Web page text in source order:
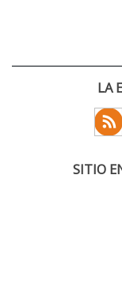
LA
SITIO